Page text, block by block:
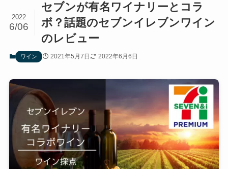
セブンが有名ワイナリーとコラ
ボ？話題のセブンイレブンワイン
のレビュー
2022
6/06
ワイン 2021年5月7日 2022年6月6日